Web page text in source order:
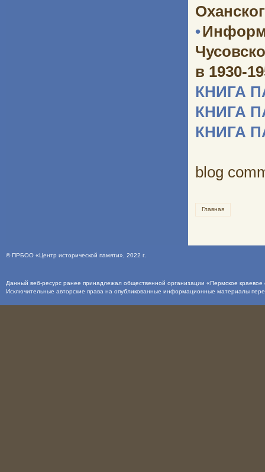
•
в 1930-
КНИГА
КНИГА
КНИГА
blog
Главная
©ПРБОО «Центр исторической памяти» , 2022 г.
Данный веб-ресурс ранее принадлежал общественной организации «Пермское
Исключительные авторские права на опубликованные информационные материалы